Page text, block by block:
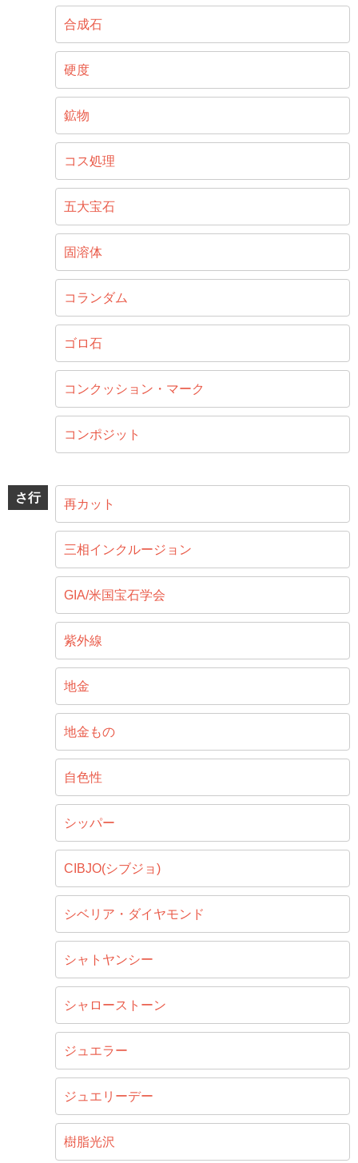
合成石
硬度
鉱物
コス処理
五大宝石
固溶体
コランダム
ゴロ石
コンクッション・マーク
コンポジット
さ行 再カット
三相インクルージョン
GIA/米国宝石学会
紫外線
地金
地金もの
自色性
シッパー
CIBJO(シブジョ)
シベリア・ダイヤモンド
シャトヤンシー
シャローストーン
ジュエラー
ジュエリーデー
樹脂光沢